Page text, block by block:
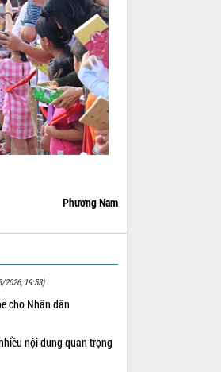
Phương Nam
2026, 19:53)
cho Nhân dân
nội dung quan trọng